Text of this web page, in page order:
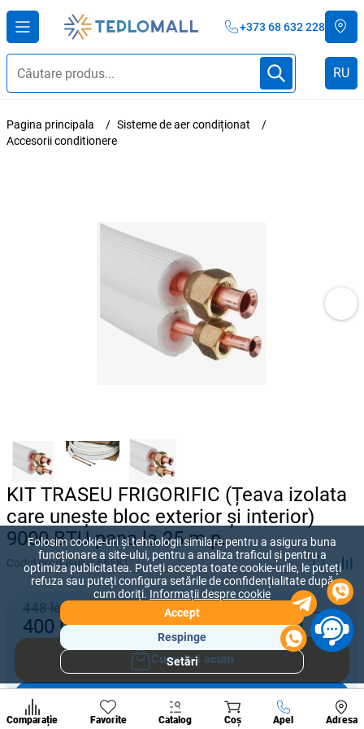
+373 68 632 228
RU
Pagina principala
Sisteme de aer condiționat
Accesorii conditionere
KIT TRASEU FRIGORIFIC (Țeava izolata
care unește bloc exterior și interior)
9000 BTU pana la 25 m.p.
Codul produsului:66581
448 lei
400 lei - +
Cumpără acum
Adaugă în coș
Comparație Favorite Catalog Coș Apel Adresa
A suna
Secțiuni
populare
de
Folosim cookie-uri și tehnologii similare pentru a asigura buna
funcționare a site-ului, pentru a analiza traficul și pentru a
optimiza publicitatea. Puteți accepta toate cookie-urile, le puteți
refuza sau puteți configura setările de confidențialitate după
cum doriți. Informații despre cookie
Accept
Respinge
Setări